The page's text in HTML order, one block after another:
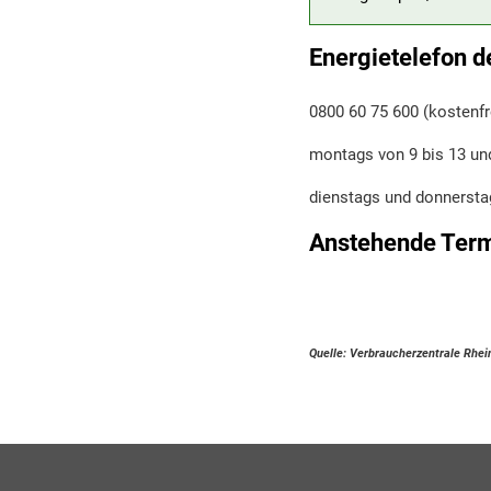
Energietelefon
0800 60 75 600
montags von 9 bis 13
dienstags und
Anstehende
Quelle: Verbraucherzentrale